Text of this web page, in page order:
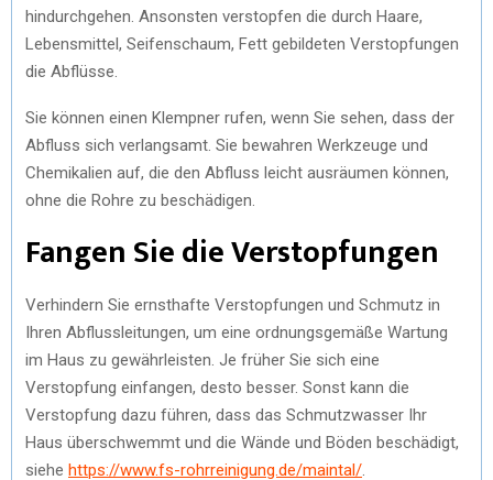
hindurchgehen. Ansonsten verstopfen die durch Haare,
Lebensmittel, Seifenschaum, Fett gebildeten Verstopfungen
die Abflüsse.
Sie können einen Klempner rufen, wenn Sie sehen, dass der
Abfluss sich verlangsamt. Sie bewahren Werkzeuge und
Chemikalien auf, die den Abfluss leicht ausräumen können,
ohne die Rohre zu beschädigen.
Fangen Sie die Verstopfungen
Verhindern Sie ernsthafte Verstopfungen und Schmutz in
Ihren Abflussleitungen, um eine ordnungsgemäße Wartung
im Haus zu gewährleisten. Je früher Sie sich eine
Verstopfung einfangen, desto besser. Sonst kann die
Verstopfung dazu führen, dass das Schmutzwasser Ihr
Haus überschwemmt und die Wände und Böden beschädigt,
siehe https://www.fs-rohrreinigung.de/maintal/.